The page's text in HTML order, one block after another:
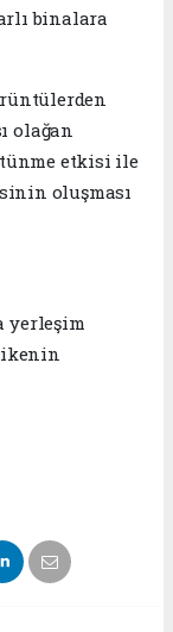
binalara
olağan
etkisi ile
oluşması
yerleşim